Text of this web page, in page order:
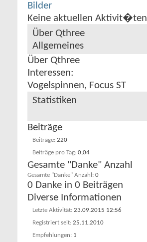
Bilder
Keine aktuellen Aktivit�ten
Über Qthree
Allgemeines
Über Qthree
Interessen:
Vogelspinnen, Focus ST
Statistiken
Beiträge
Beiträge 220
Beiträge pro Tag 0,04
Gesamte "Danke" Anzahl
Gesamte "Danke" Anzahl 0
0 Danke in 0 Beiträgen
Diverse Informationen
Letzte Aktivität 23.09.2015 12:56
Registriert seit 25.11.2010
Empfehlungen
1